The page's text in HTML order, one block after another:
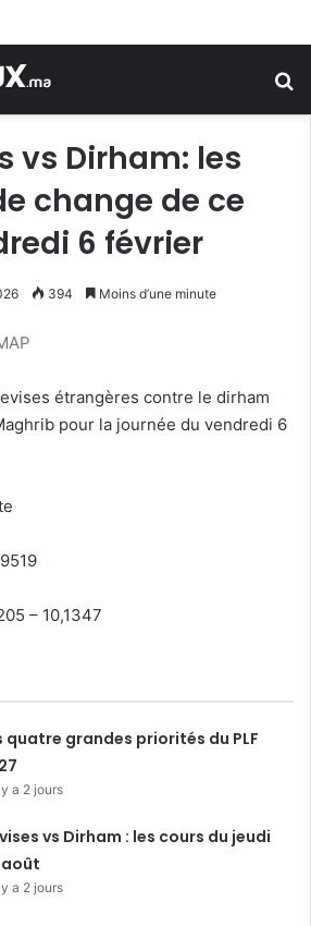
vs Dirham: les
change de ce
6 février
394 Moins d’une minute
étrangères contre le dirham
pour la journée du vendredi 6
– 10,1347
quatre grandes priorités du PLF
a 2 jours
vs Dirham : les cours du jeudi
a 2 jours